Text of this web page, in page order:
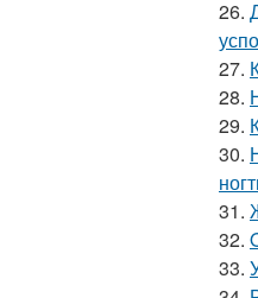
26.
27.
28.
29.
30.
31.
32.
33.